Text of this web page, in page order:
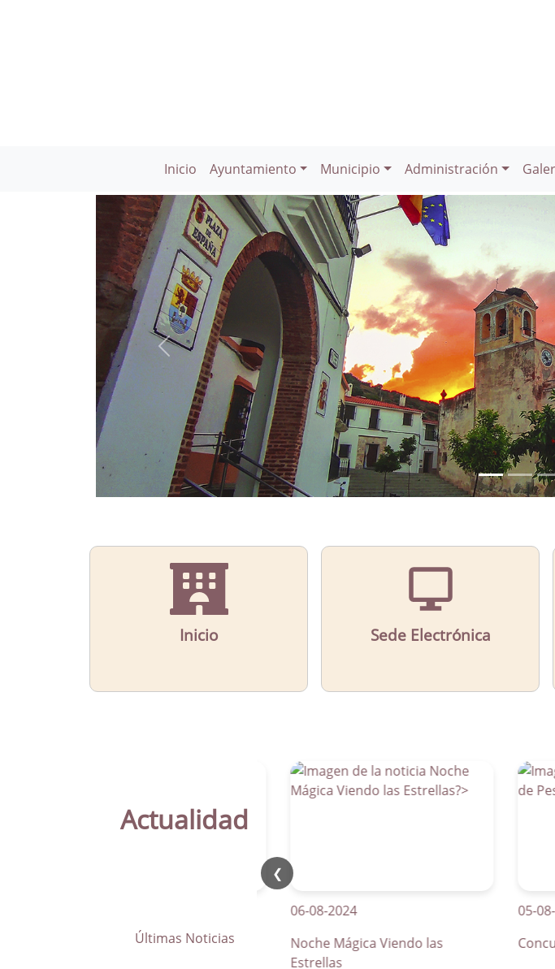
Inicio Ayuntamiento Municipio Administración
Inicio Sede Electrónica
Actualidad
Últimas Noticias
❮
La Parra apuesta por los pasos
06-08-2024
Noche Mágica Viendo las
Estrellas
05-08-2024
Concurso